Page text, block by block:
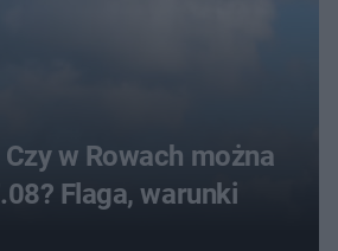
w Rowach można
Flaga, warunki